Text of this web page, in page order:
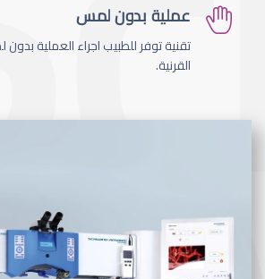
عملية بدون لمس
تقنية توفر للطبيب اجراء العملية
القرنية.